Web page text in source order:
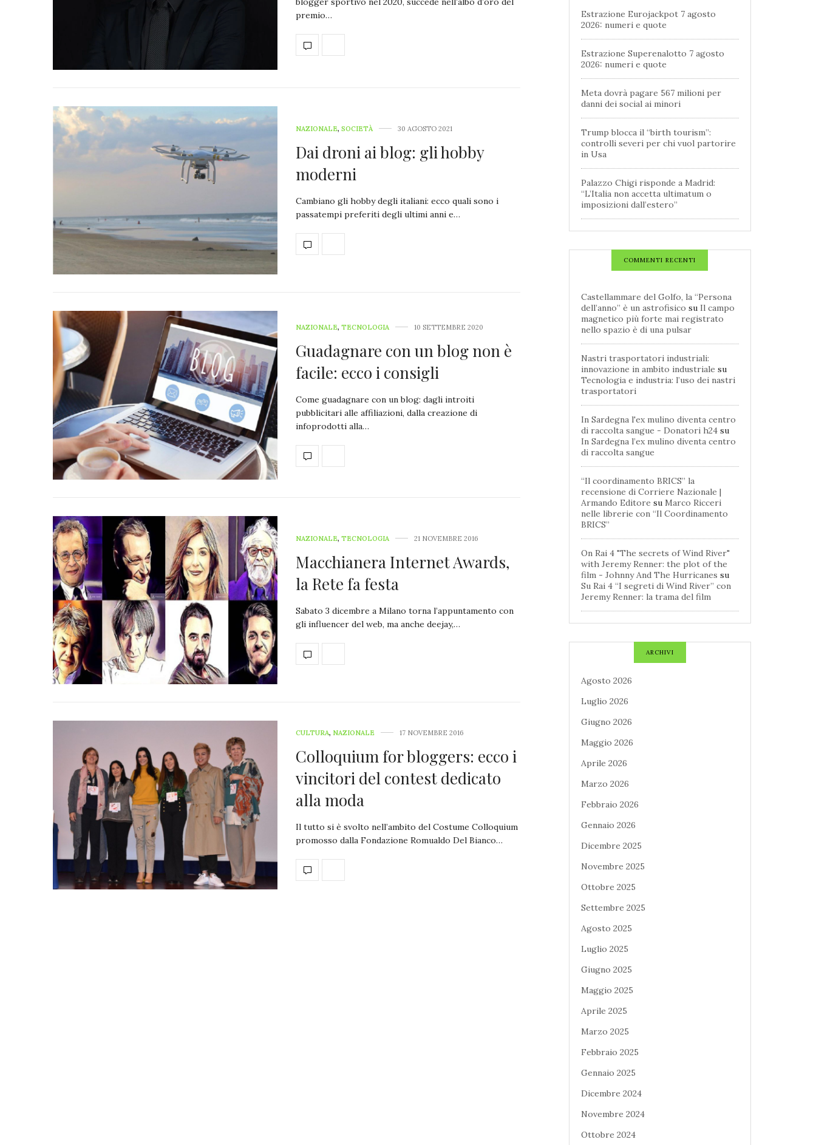
premio…
NAZIONALE, SOCIETÀ 30 AGOSTO 2021
Dai droni ai blog: gli hobby
moderni
Cambiano gli hobby degli italiani: ecco quali sono i
passatempi preferiti degli ultimi anni e…
NAZIONALE, TECNOLOGIA 10 SETTEMBRE 2020
Guadagnare con un blog non è
facile: ecco i consigli
Come guadagnare con un blog: dagli introiti
pubblicitari alle affiliazioni, dalla creazione di
infoprodotti alla…
NAZIONALE, TECNOLOGIA 21 NOVEMBRE 2016
Macchianera Internet Awards,
la Rete fa festa
Sabato 3 dicembre a Milano torna l’appuntamento con
gli influencer del web, ma anche deejay,…
CULTURA, NAZIONALE 17 NOVEMBRE 2016
Colloquium for bloggers: ecco i
vincitori del contest dedicato
alla moda
Il tutto si è svolto nell’ambito del Costume Colloquium
promosso dalla Fondazione Romualdo Del Bianco…
Estrazione Eurojackpot 7 agosto
2026: numeri e quote
Estrazione Superenalotto 7 agosto
2026: numeri e quote
Meta dovrà pagare 567 milioni per
danni dei social ai minori
Trump blocca il “birth tourism”:
controlli severi per chi vuol partorire
in Usa
Palazzo Chigi risponde a Madrid:
“L’Italia non accetta ultimatum o
imposizioni dall’estero”
COMMENTI RECENTI
Castellammare del Golfo, la “Persona
dell’anno” è un astrofisico su Il campo
magnetico più forte mai registrato
nello spazio è di una pulsar
Nastri trasportatori industriali:
innovazione in ambito industriale su
Tecnologia e industria: l’uso dei nastri
trasportatori
In Sardegna l'ex mulino diventa centro
di raccolta sangue - Donatori h24 su
In Sardegna l’ex mulino diventa centro
di raccolta sangue
“Il coordinamento BRICS” la
recensione di Corriere Nazionale |
Armando Editore su Marco Ricceri
nelle librerie con “Il Coordinamento
BRICS”
On Rai 4 "The secrets of Wind River"
with Jeremy Renner: the plot of the
film - Johnny And The Hurricanes su
Su Rai 4 “I segreti di Wind River” con
Jeremy Renner: la trama del film
ARCHIVI
Agosto 2026
Luglio 2026
Giugno 2026
Maggio 2026
Aprile 2026
Marzo 2026
Febbraio 2026
Gennaio 2026
Dicembre 2025
Novembre 2025
Ottobre 2025
Settembre 2025
Agosto 2025
Luglio 2025
Giugno 2025
Maggio 2025
Aprile 2025
Marzo 2025
Febbraio 2025
Gennaio 2025
Dicembre 2024
Novembre 2024
Ottobre 2024